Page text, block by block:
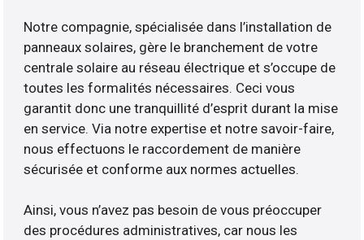
Notre compagnie, spécialisée dans l’installation de
panneaux solaires, gère le branchement de votre
centrale solaire au réseau électrique et s’occupe de
toutes les formalités nécessaires. Ceci vous
garantit donc une tranquillité d’esprit durant la mise
en service. Via notre expertise et notre savoir-faire,
nous effectuons le raccordement de manière
sécurisée et conforme aux normes actuelles.
Ainsi, vous n’avez pas besoin de vous préoccuper
des procédures administratives, car nous les